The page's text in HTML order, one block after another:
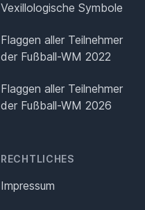
Vexillologische Symbole
Flaggen aller Teilnehmer
der Fußball-WM 2022
Flaggen aller Teilnehmer
der Fußball-WM 2026
RECHTLICHES
Impressum